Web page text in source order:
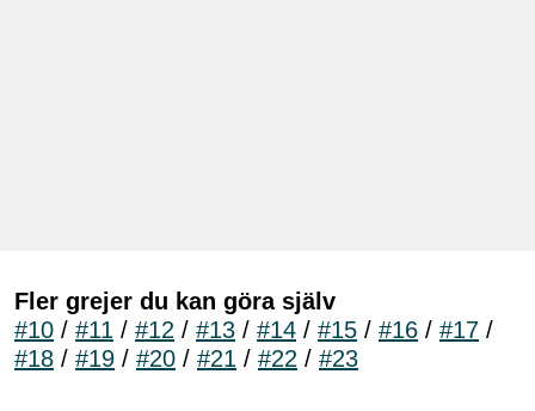
Fler grejer du kan göra själv
#10 / #11 / #12 / #13 / #14 / #15 / #16 / #17 /
#18 / #19 / #20 / #21 / #22 / #23